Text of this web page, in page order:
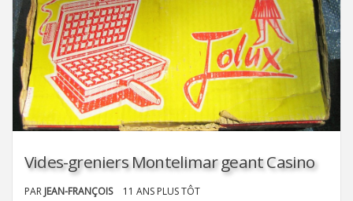
Vides-greniers Montelimar geant Casino
PAR JEAN-FRANÇOIS 11 ANS PLUS TÔT